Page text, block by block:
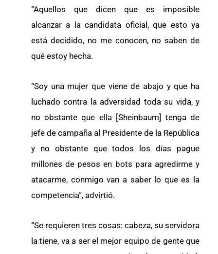
“Aquellos que dicen que es imposible
alcanzar a la candidata oficial, que esto ya
está decidido, no me conocen, no saben de
qué estoy hecha.
“Soy una mujer que viene de abajo y que ha
luchado contra la adversidad toda su vida, y
no obstante que ella [Sheinbaum] tenga de
jefe de campaña al Presidente de la República
y no obstante que todos los días pague
millones de pesos en bots para agredirme y
atacarme, conmigo van a saber lo que es la
competencia”, advirtió.
“Se requieren tres cosas: cabeza, su servidora
la tiene, va a ser el mejor equipo de gente que